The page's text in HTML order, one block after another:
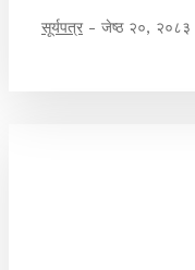
सूर्यपत्र - जेष्ठ २०, २०८३